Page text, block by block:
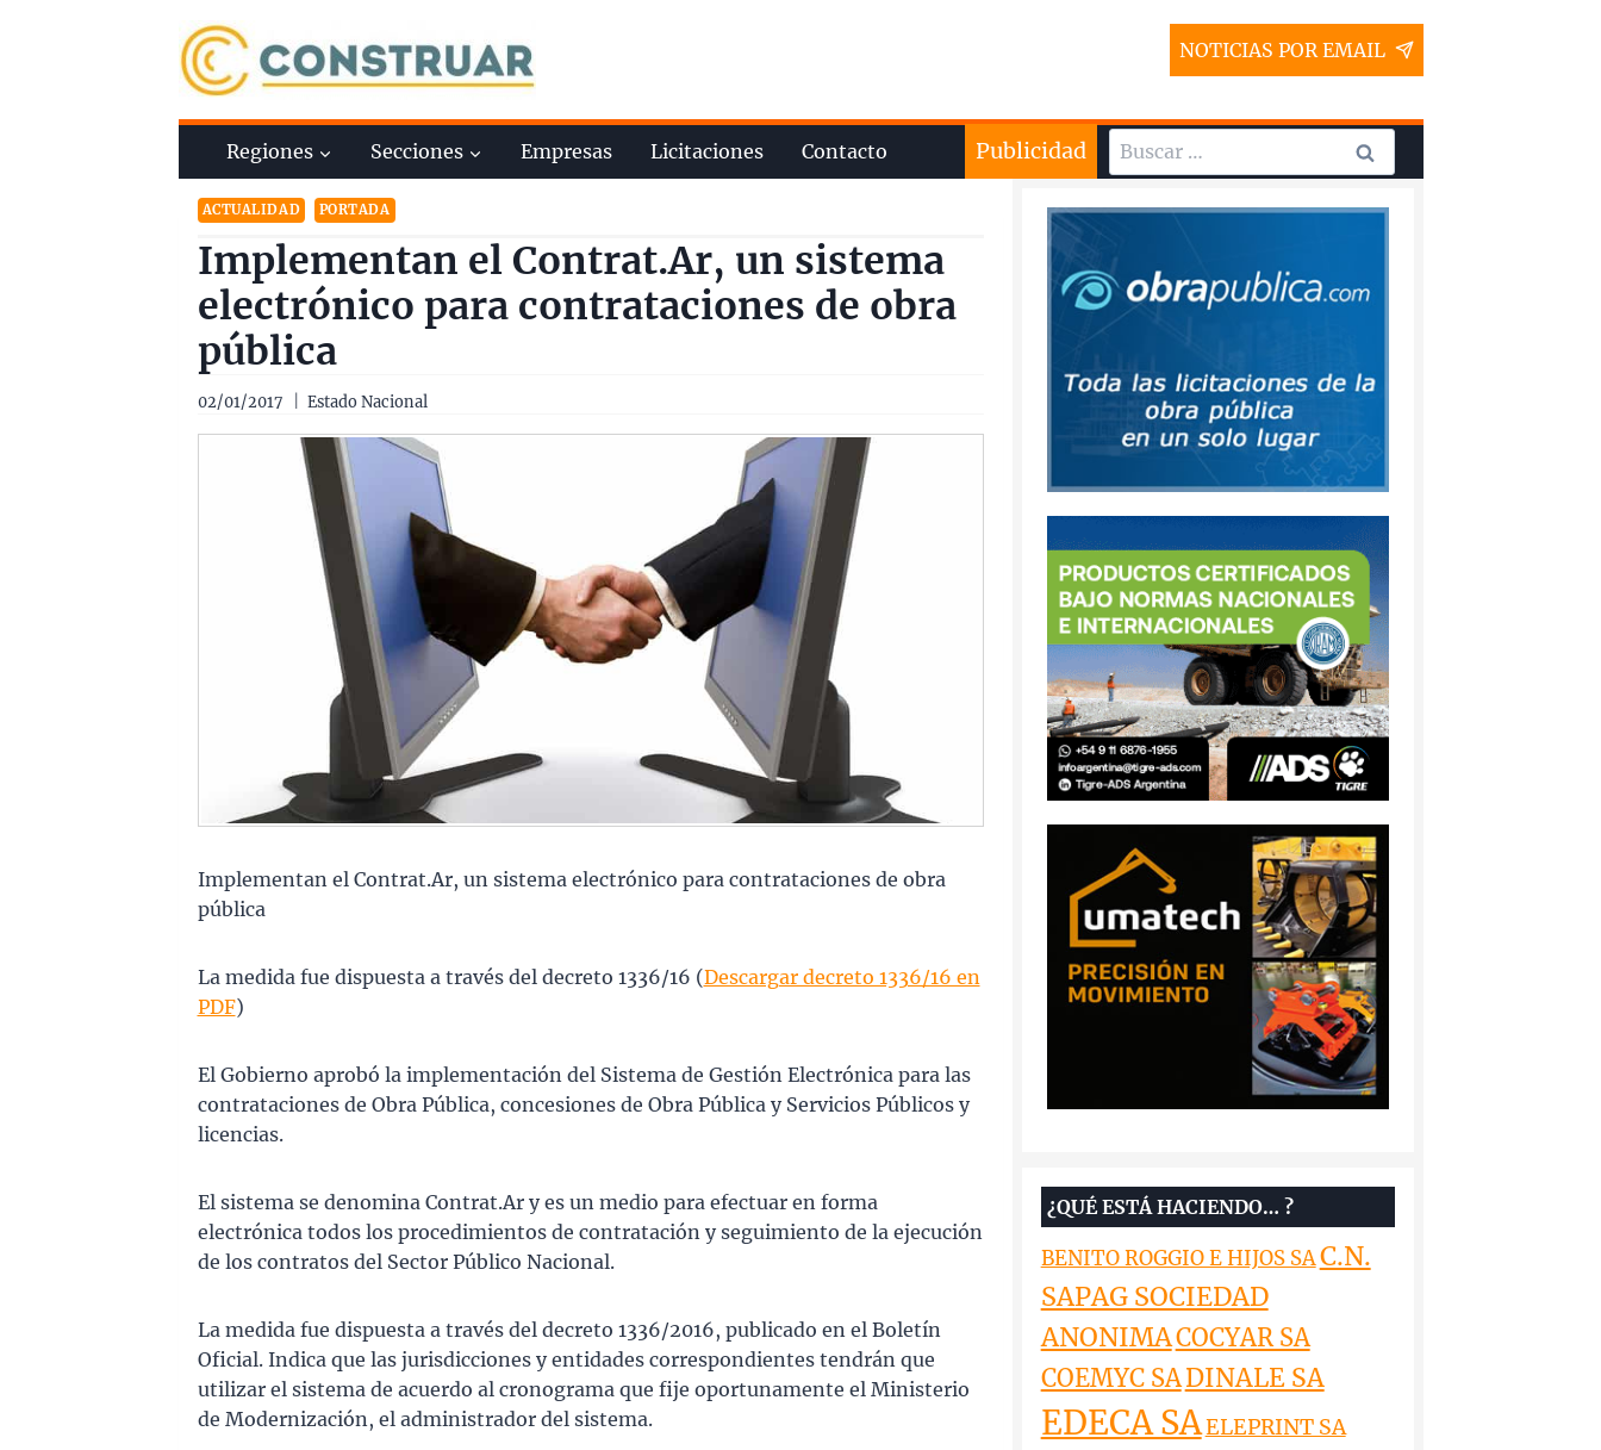
NOTICIAS POR EMAIL
Regiones Secciones Empresas Licitaciones Contacto Publicidad Buscar:
ACTUALIDAD PORTADA
Implementan el Contrat.Ar, un sistema
electrónico para contrataciones de obra
pública
02/01/2017 Estado Nacional
Implementan el Contrat.Ar, un sistema electrónico para contrataciones de obra
pública
La medida fue dispuesta a través del decreto 1336/16 (Descargar decreto 1336/16 en
PDF)
El Gobierno aprobó la implementación del Sistema de Gestión Electrónica para las
contrataciones de Obra Pública, concesiones de Obra Pública y Servicios Públicos y
licencias.
El sistema se denomina Contrat.Ar y es un medio para efectuar en forma
electrónica todos los procedimientos de contratación y seguimiento de la ejecución
de los contratos del Sector Público Nacional.
La medida fue dispuesta a través del decreto 1336/2016, publicado en el Boletín
Oficial. Indica que las jurisdicciones y entidades correspondientes tendrán que
utilizar el sistema de acuerdo al cronograma que fije oportunamente el Ministerio
de Modernización, el administrador del sistema.
¿QUÉ ESTÁ HACIENDO… ?
BENITO ROGGIO E HIJOS SAC.N.
SAPAG SOCIEDAD
ANONIMACOCYAR SA
COEMYC SADINALE SA
EDECA SAELEPRINT SA